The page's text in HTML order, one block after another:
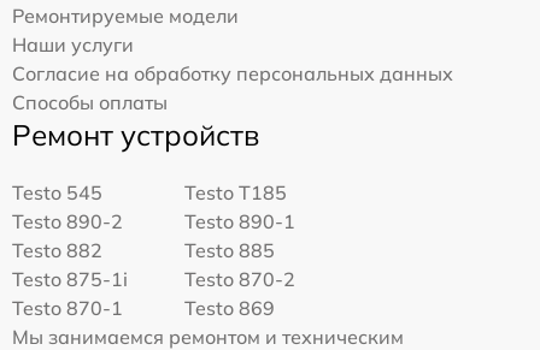
Ремонтируемые модели
Наши услуги
Согласие на обработку персональных данных
Способы оплаты
Ремонт устройств
Testo 545
Testo T185
Testo 890-2
Testo 890-1
Testo 882
Testo 885
Testo 875-1i
Testo 870-2
Testo 870-1
Testo 869
Мы занимаемся ремонтом и техническим